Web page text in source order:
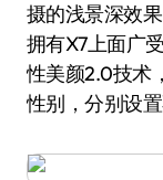
摄的浅景深效
拥有X7上面广
性美颜2.0技术
性别，分别设